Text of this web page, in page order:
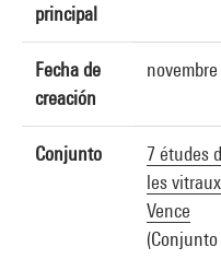
principal
Fecha de
creación
Conjunto
7 études
les
Vence